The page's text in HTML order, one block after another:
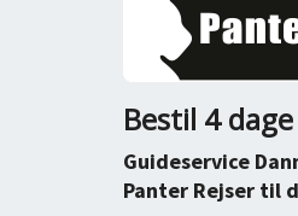
Bestil 4
Guideservice
Panter Rejser til